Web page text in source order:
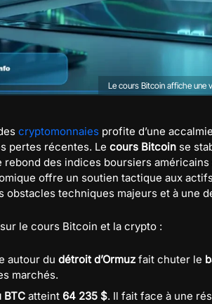
Le cours Bitcoin affiche une
cryptomonnaies profite d’une
pertes récentes. Le cours Bitcoin se
rebond des indices boursiers
offre un soutien tactique aux
obstacles techniques majeurs et à une
le cours Bitcoin et la crypto :
autour du détroit d’Ormuz fait chuter le
marchés.
BTC atteint 64 235 $. Il fait face à une